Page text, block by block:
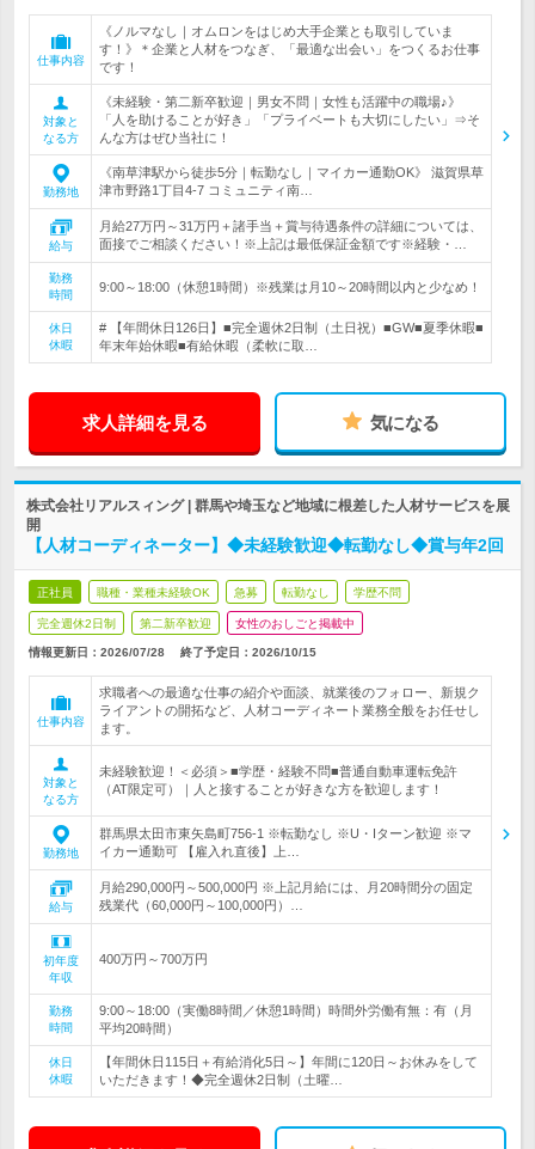
仕事内容
《ノルマなし｜オムロンをはじめ大手企業とも取引していま
す！》＊企業と人材をつなぎ、「最適な出会い」をつくるお仕事
です！
対象と
なる方
《未経験・第二新卒歓迎｜男女不問｜女性も活躍中の職場♪》
「人を助けることが好き」「プライベートも大切にしたい」⇒そ
んな方はぜひ当社に！
勤務地
《南草津駅から徒歩5分｜転勤なし｜マイカー通勤OK》 滋賀県草
津市野路1丁目4-7 コミュニティ南…
給与
月給27万円～31万円＋諸手当＋賞与待遇条件の詳細については、
面接でご相談ください！※上記は最低保証金額です※経験・…
勤務
時間
9:00～18:00（休憩1時間）※残業は月10～20時間以内と少なめ！
休日
休暇
# 【年間休日126日】■完全週休2日制（土日祝）■GW■夏季休暇■
年末年始休暇■有給休暇（柔軟に取…
求人詳細を見る 気になる
株式会社リアルスィング | 群馬や埼玉など地域に根差した人材サービスを展
開
【人材コーディネーター】◆未経験歓迎◆転勤なし◆賞与年2回
正社員 職種・業種未経験OK 急募 転勤なし 学歴不問
完全週休2日制 第二新卒歓迎 女性のおしごと掲載中
情報更新日：2026/07/28 終了予定日： 2026/10/15
仕事内容
求職者への最適な仕事の紹介や面談、就業後のフォロー、新規ク
ライアントの開拓など、人材コーディネート業務全般をお任せし
ます。
対象と
なる方
未経験歓迎！＜必須＞■学歴・経験不問■普通自動車運転免許
（AT限定可）｜人と接することが好きな方を歓迎します！
勤務地
群馬県太田市東矢島町756-1 ※転勤なし ※U・Iターン歓迎 ※マ
イカー通勤可 【雇入れ直後】上…
給与
月給290,000円～500,000円 ※上記月給には、月20時間分の固定
残業代（60,000円～100,000円）…
初年度
年収
400万円～700万円
勤務
時間
9:00～18:00（実働8時間／休憩1時間）時間外労働有無：有（月
平均20時間）
休日
休暇
【年間休日115日＋有給消化5日～】年間に120日～お休みをして
いただきます！◆完全週休2日制（土曜…